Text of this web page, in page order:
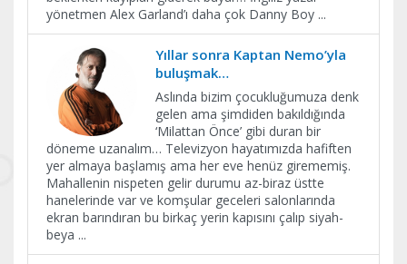
yönetmen Alex Garland’ı daha çok Danny Boy ...
Yıllar sonra Kaptan Nemo’yla
buluşmak…
Aslında bizim çocukluğumuza denk
gelen ama şimdiden bakıldığında
‘Milattan Önce’ gibi duran bir
döneme uzanalım… Televizyon hayatımızda hafiften
yer almaya başlamış ama her eve henüz girememiş.
Mahallenin nispeten gelir durumu az-biraz üstte
hanelerinde var ve komşular geceleri salonlarında
ekran barındıran bu birkaç yerin kapısını çalıp siyah-
beya ...